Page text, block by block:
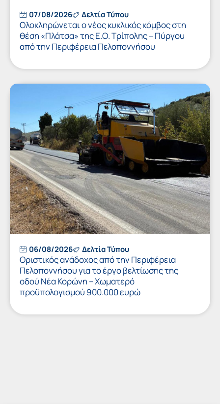
07/08/2026 Δελτία Τύπου
Ολοκληρώνεται ο νέος κυκλικός κόμβος στη
θέση «Πλάτσα» της Ε.Ο. Τρίπολης – Πύργου
από την Περιφέρεια Πελοποννήσου
06/08/2026 Δελτία Τύπου
Οριστικός ανάδοχος από την Περιφέρεια
Πελοποννήσου για το έργο βελτίωσης της
οδού Νέα Κορώνη – Χωματερό
προϋπολογισμού 900.000 ευρώ